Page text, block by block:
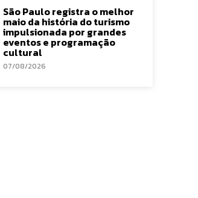
São Paulo registra o melhor
maio da história do turismo
impulsionada por grandes
eventos e programação
cultural
07/08/2026